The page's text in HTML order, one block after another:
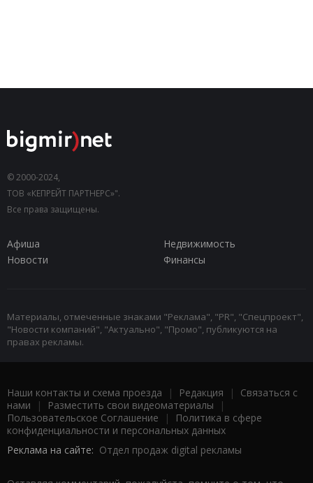
© 2000-2024,
ТОВ «КЕПРЕЙТ ПАРТНЕРС»".
Все права защищены.
Афиша
Недвижимость
Новости
Финансы
Материалы, отмеченные знаками "Реклама", "PR", "Спецпроект",
"Новости компаний", "Актуально", "Промо", публикуются на
правах рекламы.
Наши контакты и схема проезда | Редакция | Связаться с
нами | Разместить свои видеоматериалы |
Пользовательское Соглашение |
Политика в сфере
конфиденциальности и персональных данных
Реклама на сайте: Отдел продаж digital рекламы